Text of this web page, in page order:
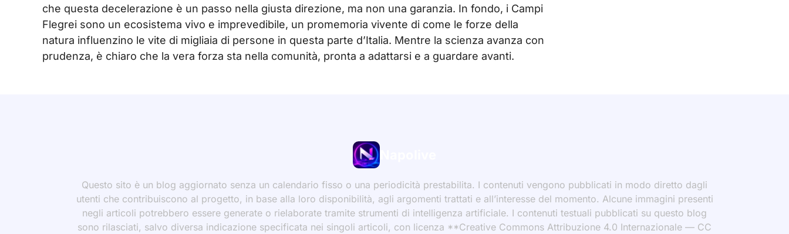
che questa decelerazione è un passo nella giusta direzione, ma non una garanzia. In fondo, i Campi
Flegrei sono un ecosistema vivo e imprevedibile, un promemoria vivente di come le forze della
natura influenzino le vite di migliaia di persone in questa parte d’Italia. Mentre la scienza avanza con
prudenza, è chiaro che la vera forza sta nella comunità, pronta a adattarsi e a guardare avanti.
Questo sito è un blog aggiornato senza un calendario fisso o una periodicità prestabilita. I contenuti vengono pubblicati in modo diretto dagli
utenti che contribuiscono al progetto, in base alla loro disponibilità, agli argomenti trattati e all’interesse del momento. Alcune immagini presenti
negli articoli potrebbero essere generate o rielaborate tramite strumenti di intelligenza artificiale. I contenuti testuali pubblicati su questo blog
sono rilasciati, salvo diversa indicazione specificata nei singoli articoli, con licenza **Creative Commons Attribuzione 4.0 Internazionale — CC